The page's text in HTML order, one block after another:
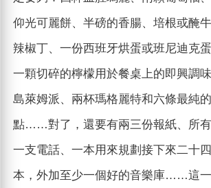
仰光可麗餅、半磅的香腸、培根或醃
辣椒丁、一份西班牙烘蛋或班尼迪克蛋
一顆切碎的檸檬用於餐桌上的即興調
島萊姆派、兩杯瑪格麗特和六條最純
點……對了，還要有兩三份報紙、所有
一支電話、一本用來規劃接下來二十
本，外加至少一個好的音樂庫……這